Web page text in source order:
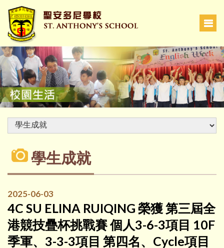
學生成就
2025-06-03
4C SU ELINA RUIQING 榮獲 第三屆全
港競技疊杯挑戰賽 個人3-6-3項目 10F
季軍、3-3-3項目 第四名、Cycle項目